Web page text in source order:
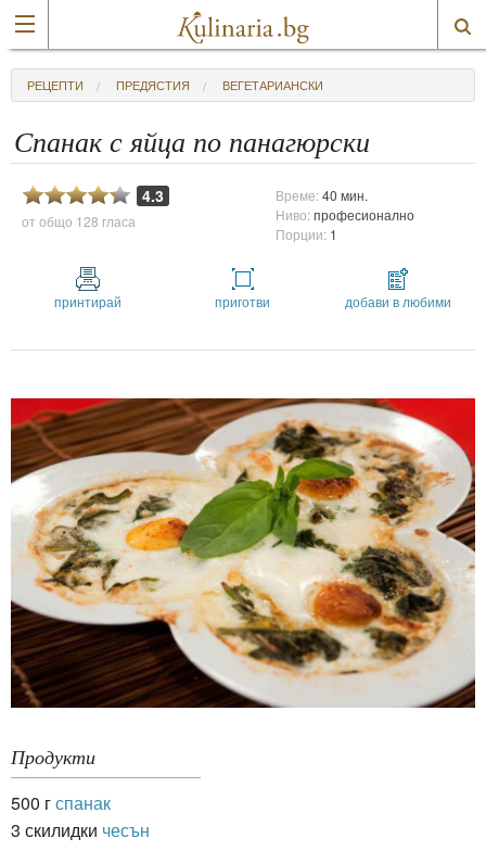
РЕЦЕПТИ ПРЕДЯСТИЯ ВЕГЕТАРИАНСКИ
Спанак с яйца по панагюрски
4.3
от общо 128 гласа
Време:40 мин.
Ниво:професионално
Порции: 1
принтирай приготви добави в любими
Продукти
500 гспанак
3 скилидки чесън